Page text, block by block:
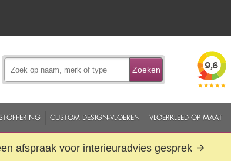
Zoeken
CUSTOM DESIGN-VLOEREN VLOERKLEED OP MAAT
afspraak voor interieuradvies gesprek